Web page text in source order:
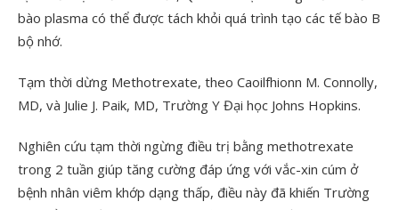
bào plasma có thể được tách khỏi quá trình tạo các tế bào B
bộ nhớ.
Tạm thời dừng Methotrexate, theo Caoilfhionn M. Connolly,
MD, và Julie J. Paik, MD, Trường Y Đại học Johns Hopkins.
Nghiên cứu tạm thời ngừng điều trị bằng methotrexate
trong 2 tuần giúp tăng cường đáp ứng với vắc-xin cúm ở
bệnh nhân viêm khớp dạng thấp, điều này đã khiến Trường